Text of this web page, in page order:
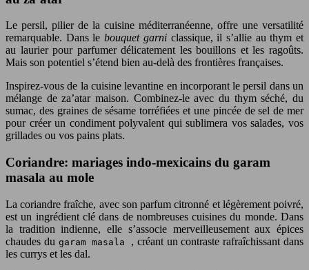
Le persil, pilier de la cuisine méditerranéenne, offre une versatilité
remarquable. Dans lebouquet garni classique, il s’allie au thym et
au laurier pour parfumer délicatement les bouillons et les ragoûts.
Mais son potentiel s’étend bien au-delà des frontières françaises.
Inspirez-vous de la cuisine levantine en incorporant le persil dans un
mélange de za’atar maison. Combinez-le avec du thym séché, du
sumac, des graines de sésame torréfiées et une pincée de sel de mer
pour créer un condiment polyvalent qui sublimera vos salades, vos
grillades ou vos pains plats.
Coriandre: mariages indo-mexicains du garam
masala au mole
La coriandre fraîche, avec son parfum citronné et légèrement poivré,
est un ingrédient clé dans de nombreuses cuisines du monde. Dans
la tradition indienne, elle s’associe merveilleusement aux épices
chaudes du garam masala , créant un contraste rafraîchissant dans
les currys et les dal.